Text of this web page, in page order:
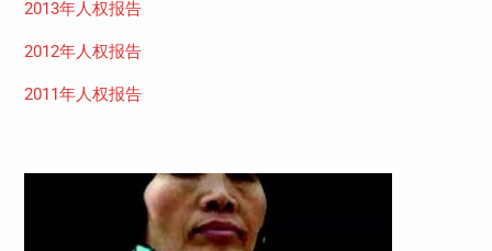
2013年人权报告
2012年人权报告
2011年人权报告